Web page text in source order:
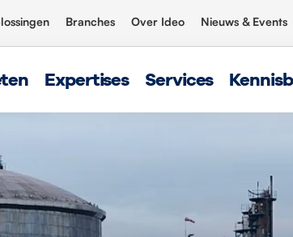
Branches Over Ideo Nieuws & Events
Expertises Services